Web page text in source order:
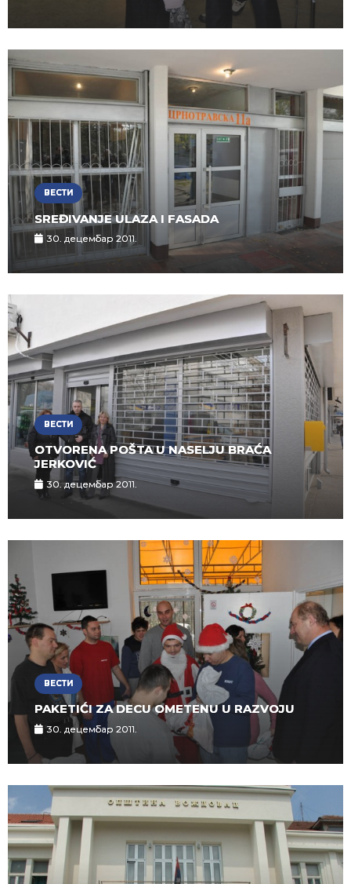
ВЕСТИ
SREĐIVANJE ULAZA I FASADA
30. децембар 2011.
ВЕСТИ
OTVORENA POŠTA U NASELJU BRAĆA
JERKOVIĆ
30. децембар 2011.
ВЕСТИ
PAKETIĆI ZA DECU OMETENU U RAZVOJU
30. децембар 2011.